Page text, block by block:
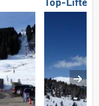
Top-Lifte/